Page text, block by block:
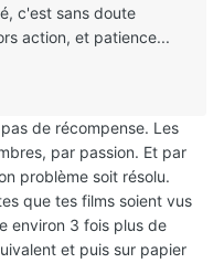
c'est sans doute
action, et patience...
de récompense. Les
par passion. Et par
problème soit résolu.
que tes films soient vus
environ 3 fois plus de
et puis sur papier